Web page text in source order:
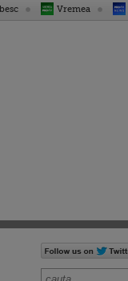
Vremea